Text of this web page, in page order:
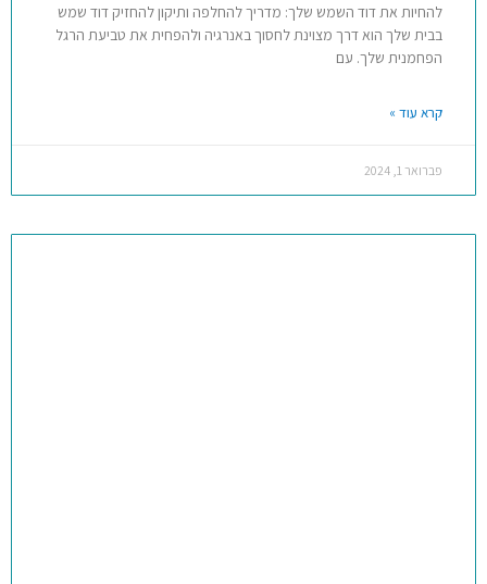
להחיות את דוד השמש שלך: מדריך להחלפה ותיקון להחזיק דוד שמש
בבית שלך הוא דרך מצוינת לחסוך באנרגיה ולהפחית את טביעת הרגל
הפחמנית שלך. עם
קרא עוד »
פברואר 1, 2024